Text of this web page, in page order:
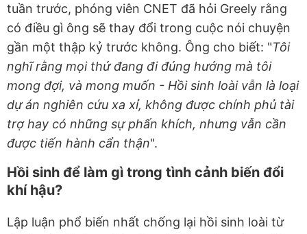
tuần trước, phóng viên CNET đã hỏi Greely rằng
có điều gì ông sẽ thay đổi trong cuộc nói chuyện
gần một thập kỷ trước không. Ông cho biết: "Tôi
nghĩ rằng mọi thứ đang đi đúng hướng mà tôi
mong đợi, và mong muốn - Hồi sinh loài vẫn là loại
dự án nghiên cứu xa xỉ, không được chính phủ tài
trợ hay có những sự phấn khích, nhưng vẫn cần
được tiến hành cẩn thận".
Hồi sinh để làm gì trong tình cảnh biến đổi
khí hậu?
Lập luận phổ biến nhất chống lại hồi sinh loài từ